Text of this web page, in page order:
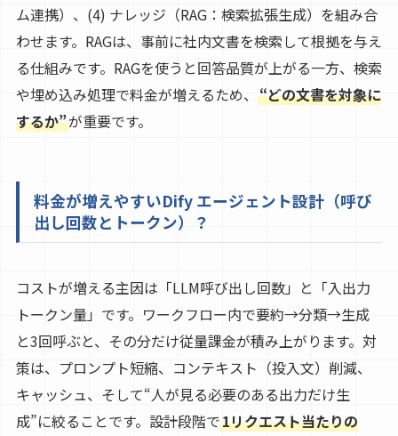
ム連携）、(4) ナレッジ（RAG：検索拡張生成）を組み合
わせます。RAGは、事前に社内文書を検索して根拠を与え
る仕組みです。RAGを使うと回答品質が上がる一方、検索
や埋め込み処理で料金が増えるため、 “どの文書を対象に
するか”が重要です。
料金が増えやすいDify エージェント設計（呼び
出し回数とトークン）？
コストが増える主因は「LLM呼び出し回数」と「入出力
トークン量」です。ワークフロー内で要約→分類→生成
と3回呼ぶと、その分だけ従量課金が積み上がります。対
策は、プロンプト短縮、コンテキスト（投入文）削減、
キャッシュ、そして“人が見る必要のある出力だけ生
成”に絞ることです。設計段階で1リクエスト当たりの